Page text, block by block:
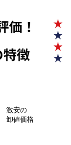
​激安の
卸値価格